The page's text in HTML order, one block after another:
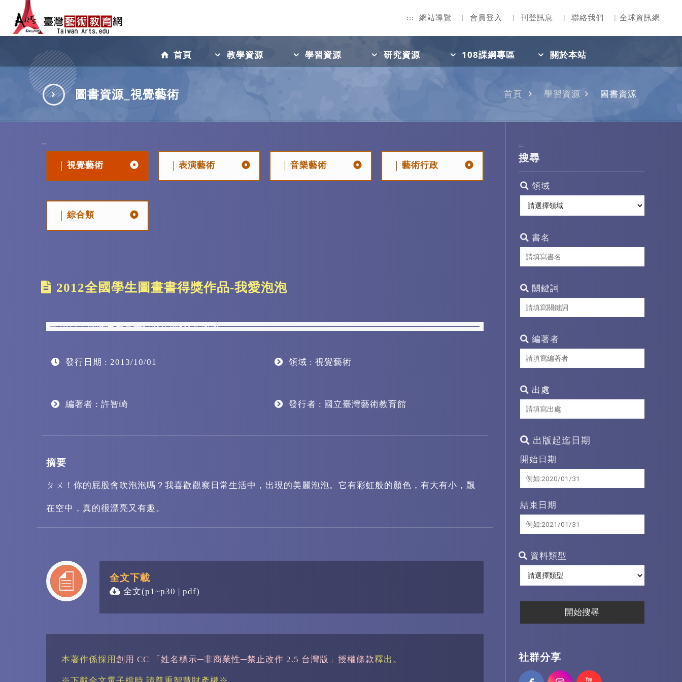
主
要
內
區
::: 網站導覽 會員登入 刊登訊息 聯絡我們 全球資訊網
首頁 教學資源 學習資源 研究資源 108課綱專區 關於本站
圖書資源_視覺藝術 首頁 學習資源 圖書資源
:::
視覺藝術 表演藝術 音樂藝術 藝術行政
綜合類
2012全國學生圖畫書得獎作品-我愛泡泡
發行日期 : 2013/10/01 領域 : 視覺藝術
編著者 : 許智崎 發行者 : 國立臺灣藝術教育館
摘要
ㄆㄨ！你的屁股會吹泡泡嗎？我喜歡觀察日常生活中，出現的美麗泡泡。它有彩虹般的顏色，有大有小，飄
在空中，真的很漂亮又有趣。
全文下載
全文(p1~p30 | pdf)
本著作係採用 創用 CC 「姓名標示─非商業性─禁止改作 2.5 台灣版」授權條款釋出。
:::
搜尋
領域
書名
關鍵詞
編著者
出處
出版起迄日期
開始日期
結束日期
資料類型
社群分享